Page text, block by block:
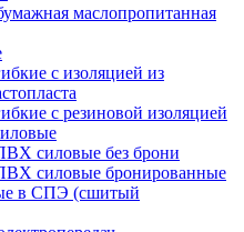
маслопропитанная
с изоляцией из
с резиновой изоляцией
силовые без брони
силовые бронированные
в СПЭ (сшитый